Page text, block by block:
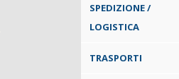
SPEDIZIONE /
LOGISTICA
TRASPORTI